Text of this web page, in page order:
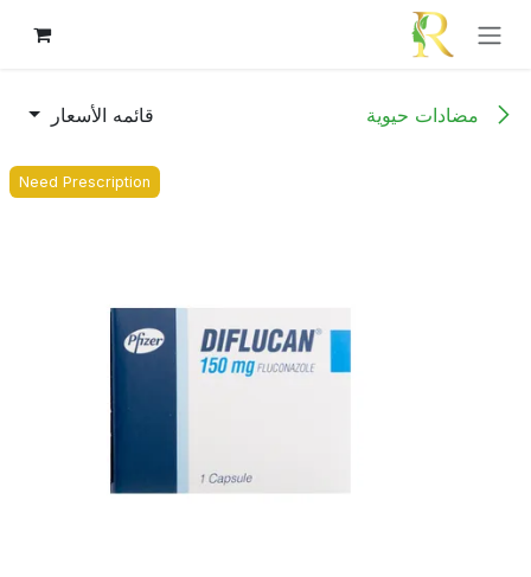
تخطي للذهاب إلى المحتوى
مضادات حيوية قائمه الأسعار
Need Prescription